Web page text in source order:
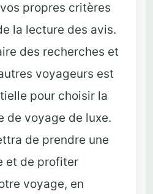
propres critères
la lecture des avis.
des recherches et
voyageurs est
pour choisir la
de voyage de luxe.
de prendre une
et de profiter
voyage, en